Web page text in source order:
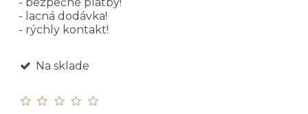
- lacná dodávka!
- rýchly kontakt!
Na sklade